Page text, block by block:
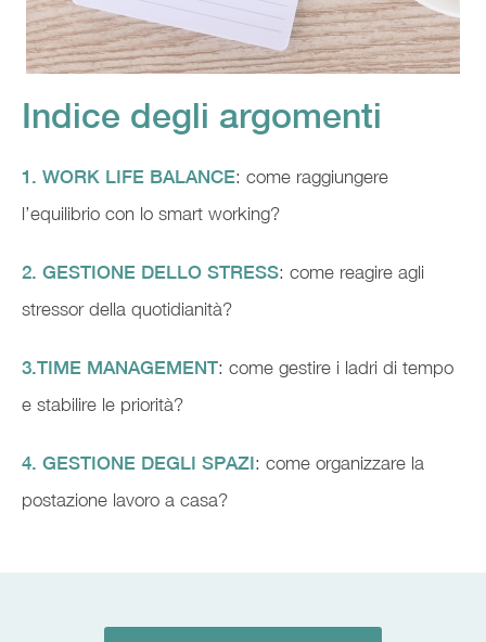
Indice degli argomenti
1. WORK LIFE BALANCE: come raggiungere
l’equilibrio con lo smart working?
2. GESTIONE DELLO STRESS: come reagire agli
stressor della quotidianità?
3.TIME MANAGEMENT: come gestire i ladri di tempo
e stabilire le priorità?
4. GESTIONE DEGLI SPAZI: come organizzare la
postazione lavoro a casa?